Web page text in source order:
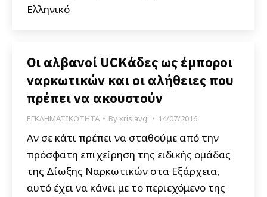
Ελληνικό
Οι αλβανοί UCKάδες ως έμποροι
ναρκωτικών και οι αλήθειες που
πρέπει να ακουστούν
ΕΓΚΛΗΜΑΤΙΚΟΤΗΤΑ Byxrisiavgi 14/07/2016
Αν σε κάτι πρέπει να σταθούμε από την
πρόσφατη επιχείρηση της ειδικής ομάδας
της Δίωξης Ναρκωτικών στα Εξάρχεια,
αυτό έχει να κάνει με το περιεχόμενο της